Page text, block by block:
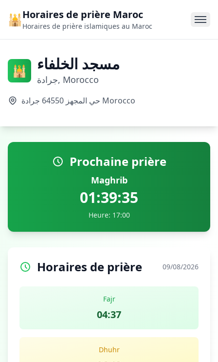
🕌Horaires de prière Maroc
Horaires de prière islamiques au Maroc
🕌 مسجد الخلفاء
جرادة, Morocco
حي المجهز 64550 جرادة Morocco
Prochaine prière
Maghrib
01:39:34
Heure: 17:00
Horaires de prière 09/08/2026
Fajr
04:37
Dhuhr